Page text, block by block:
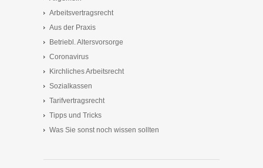
Arbeitsvertragsrecht
Aus der Praxis
Betriebl. Altersvorsorge
Coronavirus
Kirchliches Arbeitsrecht
Sozialkassen
Tarifvertragsrecht
Tipps und Tricks
Was Sie sonst noch wissen sollten